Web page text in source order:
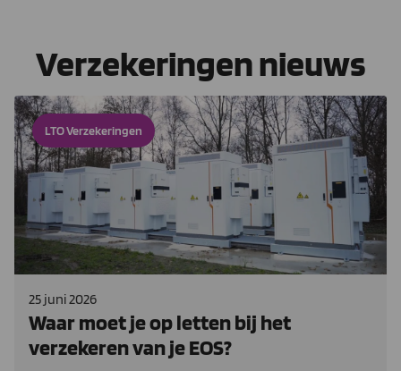
Verzekeringen nieuws
LTO Verzekeringen
25 juni 2026
Waar moet je op letten bij het
verzekeren van je EOS?